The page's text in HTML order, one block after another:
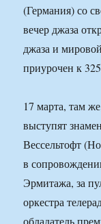
(Германия) со
вечер джаза
джаза и
приурочен к
17 марта, там
выступят
Вессельтофт
в
Эрмитажа, за
оркестра